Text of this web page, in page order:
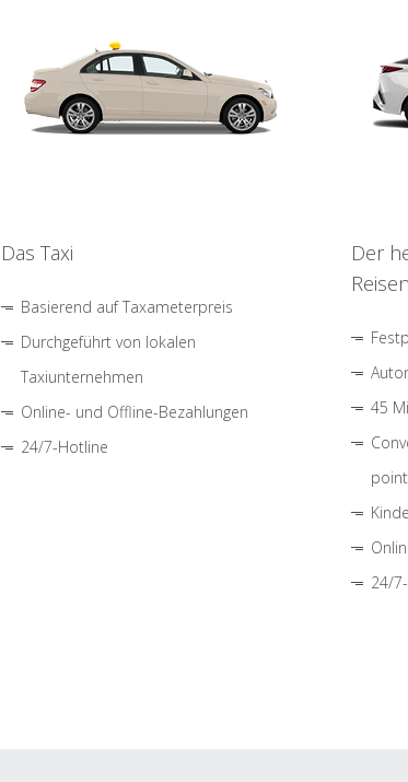
Das Taxi
Basierend auf Taxameterpreis
Durchgeführt von lokalen
Taxiunternehmen
Online- und Offline-Bezahlungen
24/7-Hotline
Der
45
point
24/